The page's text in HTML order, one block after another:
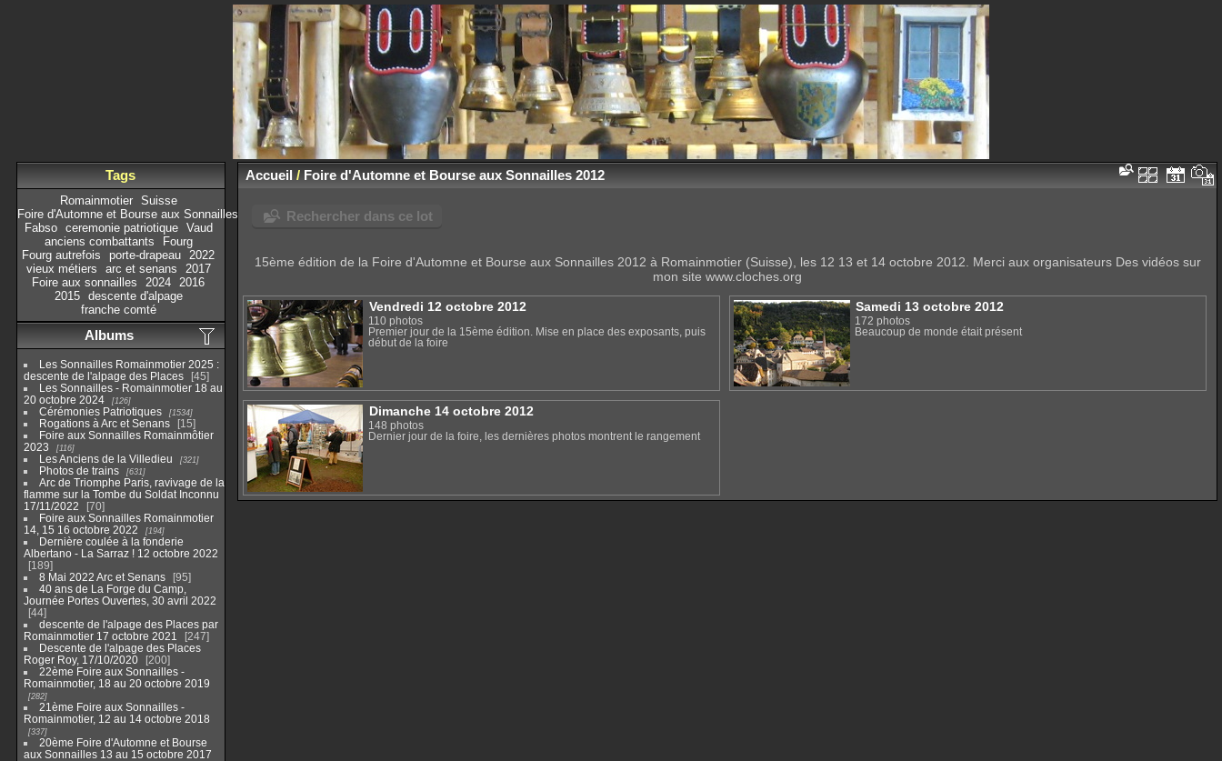
Tags
Romainmotier
Suisse
Foire d'Automne et Bourse aux Sonnailles
Fabso
ceremonie patriotique
Vaud
anciens combattants
Fourg
Fourg autrefois
porte-drapeau
2022
vieux métiers
arc et senans
2017
Foire aux sonnailles
2024
2016
2015
descente d'alpage
franche comté
Albums
Les Sonnailles Romainmotier 2025 :
descente de l'alpage des Places
45
Les Sonnailles - Romainmotier 18 au
20 octobre 2024
126
Cérémonies Patriotiques 1534
Rogations à Arc et Senans
15
Foire aux Sonnailles Romainmôtier
2023
116
Les Anciens de la Villedieu 321
Photos de trains 631
Arc de Triomphe Paris, ravivage de la
flamme sur la Tombe du Soldat Inconnu
17/11/2022
70
Foire aux Sonnailles Romainmotier
14, 15 16 octobre 2022
194
Dernière coulée à la fonderie
Albertano - La Sarraz ! 12 octobre 2022
189
8 Mai 2022 Arc et Senans
95
40 ans de La Forge du Camp,
Journée Portes Ouvertes, 30 avril 2022
44
descente de l'alpage des Places par
Romainmotier 17 octobre 2021
247
Descente de l'alpage des Places
Roger Roy, 17/10/2020
200
22ème Foire aux Sonnailles -
Romainmotier, 18 au 20 octobre 2019
282
21ème Foire aux Sonnailles -
Romainmotier, 12 au 14 octobre 2018
337
20ème Foire d'Automne et Bourse
aux Sonnailles 13 au 15 octobre 2017
Accueil/ Foire d'Automne et Bourse aux Sonnailles 2012
Rechercher dans ce lot
15ème édition de la Foire d'Automne et Bourse aux Sonnailles 2012 à Romainmotier (Suisse), les 12 13 et 14 octobre 2012. Merci aux organisateurs Des vidéos sur
mon site www.cloches.org
Vendredi 12 octobre 2012
110 photos
Premier jour de la 15ème édition. Mise en place des exposants, puis
début de la foire
Samedi 13 octobre 2012
172 photos
Beaucoup de monde était présent
Dimanche 14 octobre 2012
148 photos
Dernier jour de la foire, les dernières photos montrent le rangement